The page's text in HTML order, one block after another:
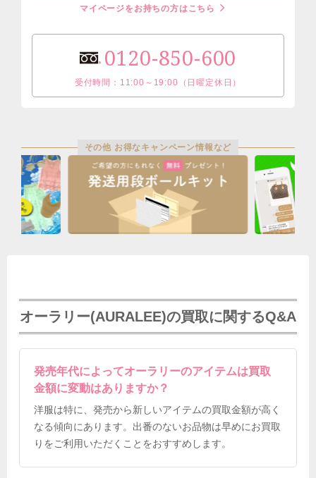
マイページをお持ちの方はこちら
0120-850-600
受付時間：11:00～19:00（日曜定休日）
その他 お得なキャンペーン情報など
オーラリー(AURALEE)の買取に関するQ&A
発売年代によってオーラリーのアイテムは買取
金額に変動はありますか？
洋服は特に、発売から新しいアイテムの買取金額が高く
なる傾向にあります。出番のないお品物は早めにお買取
りをご利用いただくことをおすすめします。